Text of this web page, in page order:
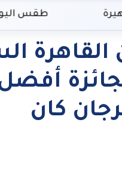
طقس اليوم
كان